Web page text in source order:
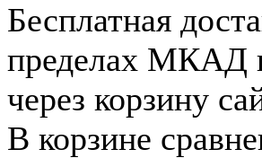
Бесплатная
пределах МКАД
через корзину
В корзине